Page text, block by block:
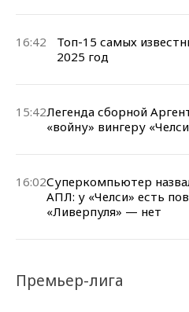
16:42
Топ-15 самых
2025 год
15:42Легенда сборной
«войну» вингеру
16:02Суперкомпьютер
АПЛ: у «Челси» есть
«Ливерпуля» — нет
Премьер-лига